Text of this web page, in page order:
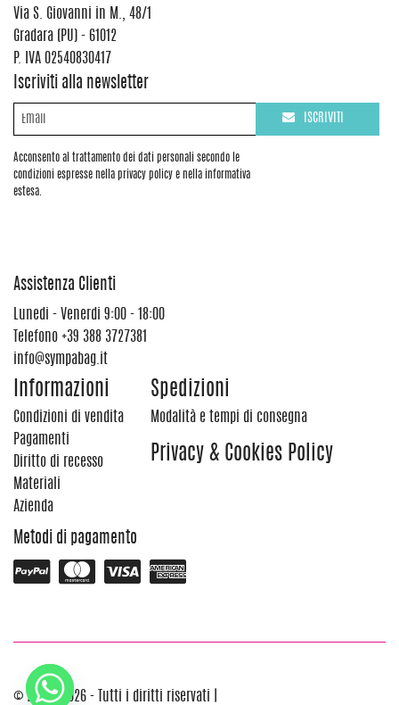
Via S. Giovanni in M., 48/1
Gradara (PU) - 61012
P. IVA 02540830417
Iscriviti alla newsletter
Acconsento al trattamento dei dati personali secondo le
condizioni espresse nella privacy policy e nella informativa
estesa.
ISCRIVITI
Assistenza Clienti
Lunedi - Venerdi 9:00 - 18:00
Telefono +39 388 3727381
info@sympabag.it
Informazioni
Condizioni di vendita
Pagamenti
Diritto di recesso
Materiali
Azienda
Spedizioni
Modalità e tempi di consegna
Privacy & Cookies Policy
Metodi di pagamento
© 2012 - 2026 - Tutti i diritti riservati |